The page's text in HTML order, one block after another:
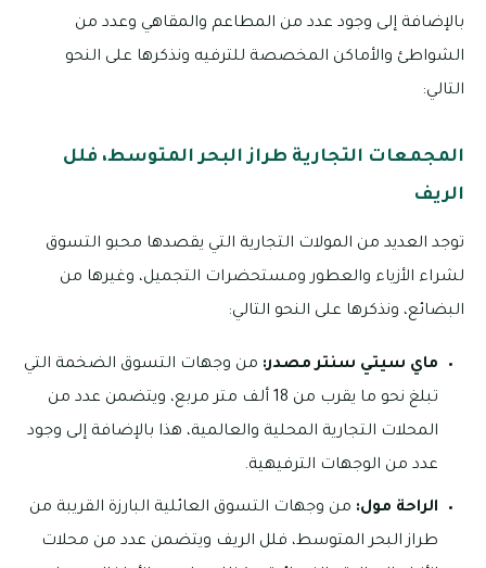
بالإضافة إلى وجود عدد من المطاعم والمقاهي وعدد من
الشواطئ والأماكن المخصصة للترفيه ونذكرها على النحو
التالي:
المجمعات التجارية طراز البحر المتوسط، فلل
الريف
توجد العديد من المولات التجارية التي يقصدها محبو التسوق
لشراء الأزياء والعطور ومستحضرات التجميل، وغيرها من
البضائع، ونذكرها على النحو التالي:
ماي سيتي سنتر مصدر: من وجهات التسوق الضخمة التي
تبلغ نحو ما يقرب من 18 ألف متر مربع، ويتضمن عدد من
المحلات التجارية المحلية والعالمية، هذا بالإضافة إلى وجود
عدد من الوجهات الترفيهية.
الراحة مول: من وجهات التسوق العائلية البارزة القريبة من
طراز البحر المتوسط، فلل الريف ويتضمن عدد من محلات